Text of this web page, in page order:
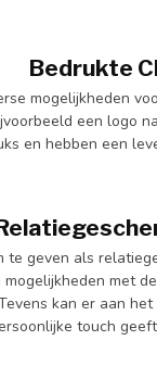
Bedrukte
mogelijkheden
een logo
en hebben een
geven als
met
kan er aan
touch